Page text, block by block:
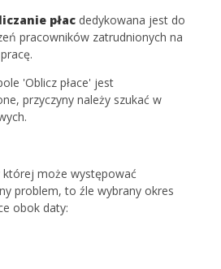
płac dedykowana jest do
pracowników zatrudnionych na
'Oblicz płace' jest
przyczyny należy szukać w
której może występować
problem, to źle wybrany okres
obok daty: